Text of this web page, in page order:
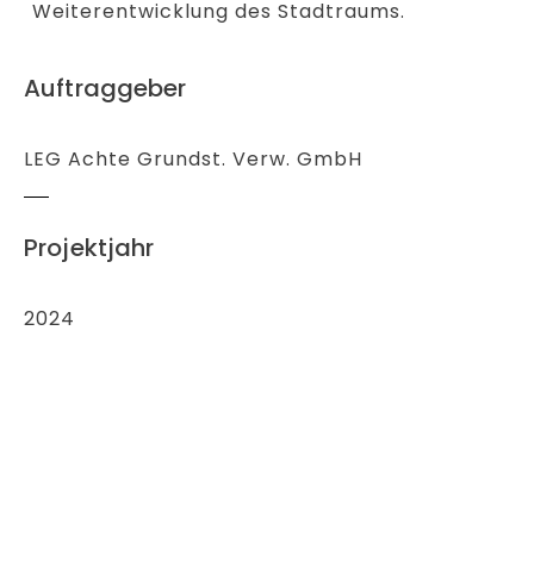
Weiterentwicklung des Stadtraums.
Auftraggeber
LEG Achte Grundst. Verw. GmbH
Projektjahr
2024